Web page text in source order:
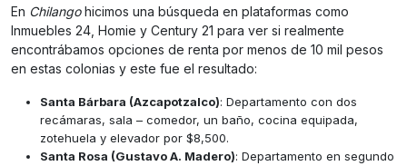
En Chilangohicimos una búsqueda en plataformas como
Inmuebles 24, Homie y Century 21 para ver si realmente
encontrábamos opciones de renta por menos de 10 mil pesos
en estas colonias y este fue el resultado:
Santa Bárbara (Azcapotzalco): Departamento con dos
recámaras, sala – comedor, un baño, cocina equipada,
zotehuela y elevador por $8,500.
Santa Rosa (Gustavo A. Madero): Departamento en segundo